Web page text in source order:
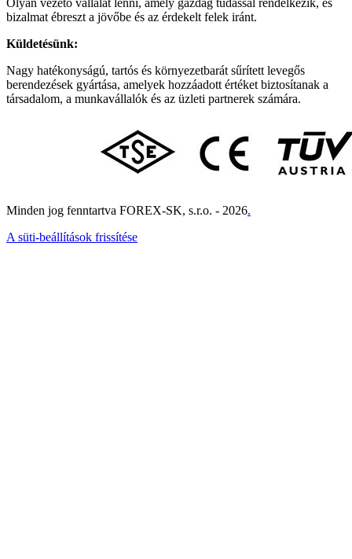
bizalmat ébreszt a jövőbe és az érdekelt felek iránt.
Küldetésünk:
Nagy hatékonyságú, tartós és környezetbarát sűrített levegős
berendezések gyártása, amelyek hozzáadott értéket biztosítanak a
társadalom, a munkavállalók és az üzleti partnerek számára.
Minden jog fenntartva FOREX-SK, s.r.o. - 2026.
A süti-beállítások frissítése